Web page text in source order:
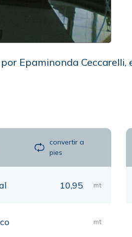
Epaminonda
convertir a
pies
10,95 mt
mt